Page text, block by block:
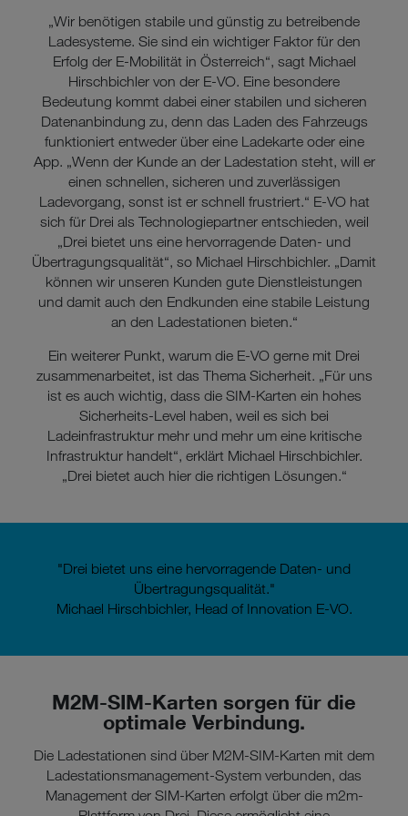
„Wir benötigen stabile und günstig zu betreibende
Ladesysteme. Sie sind ein wichtiger Faktor für den
Erfolg der E-Mobilität in Österreich“, sagt Michael
Hirschbichler von der E-VO. Eine besondere
Bedeutung kommt dabei einer stabilen und sicheren
Datenanbindung zu, denn das Laden des Fahrzeugs
funktioniert entweder über eine Ladekarte oder eine
App. „Wenn der Kunde an der Ladestation steht, will er
einen schnellen, sicheren und zuverlässigen
Ladevorgang, sonst ist er schnell frustriert.“ E-VO hat
sich für Drei als Technologiepartner entschieden, weil
„Drei bietet uns eine hervorragende Daten- und
Übertragungsqualität“, so Michael Hirschbichler. „Damit
können wir unseren Kunden gute Dienstleistungen
und damit auch den Endkunden eine stabile Leistung
an den Ladestationen bieten.“
Ein weiterer Punkt, warum die E-VO gerne mit Drei
zusammenarbeitet, ist das Thema Sicherheit. „Für uns
ist es auch wichtig, dass die SIM-Karten ein hohes
Sicherheits-Level haben, weil es sich bei
Ladeinfrastruktur mehr und mehr um eine kritische
Infrastruktur handelt“, erklärt Michael Hirschbichler.
„Drei bietet auch hier die richtigen Lösungen.“
"Drei bietet uns eine hervorragende Daten- und
Übertragungsqualität."
Michael Hirschbichler, Head of Innovation E-VO.
M2M-SIM-Karten sorgen für die
optimale Verbindung.
Die Ladestationen sind über M2M-SIM-Karten mit dem
Ladestationsmanagement-System verbunden, das
Management der SIM-Karten erfolgt über die m2m-
Website unerlässlich sind.